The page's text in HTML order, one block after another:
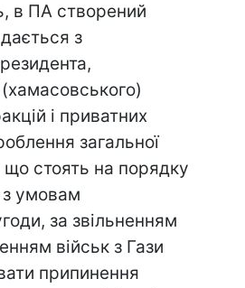
в ПА створений
з
і приватних
загальної
що стоять на порядку
з умовам
за звільненням
військ з Гази
припинення